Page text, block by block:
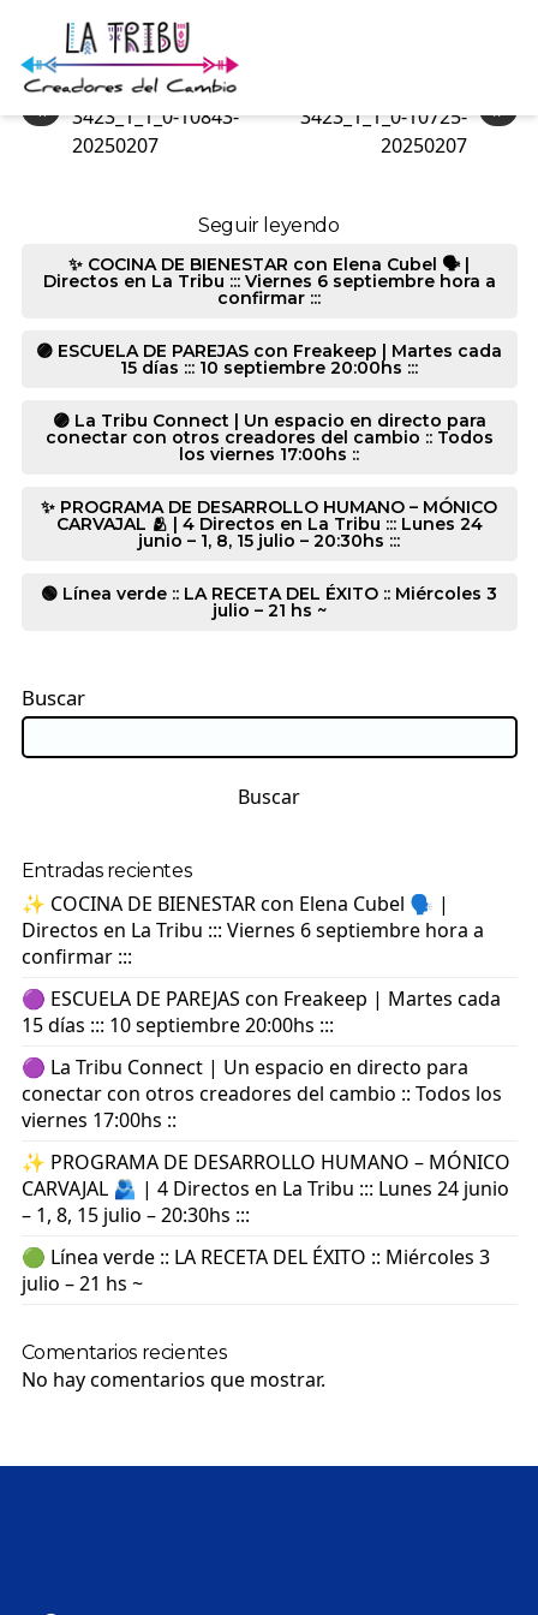
3428_1_2_0-10843-20250207
«
3423_1_1_0-10843-
20250207
»
3423_1_1_0-10725-
20250207
Seguir leyendo
✨ COCINA DE BIENESTAR con Elena Cubel 🗣️ |
Directos en La Tribu ::: Viernes 6 septiembre hora a
confirmar :::
🟣 ESCUELA DE PAREJAS con Freakeep | Martes cada
15 días ::: 10 septiembre 20:00hs :::
🟣 La Tribu Connect | Un espacio en directo para
conectar con otros creadores del cambio :: Todos
los viernes 17:00hs ::
✨ PROGRAMA DE DESARROLLO HUMANO – MÓNICO
CARVAJAL 🫂 | 4 Directos en La Tribu ::: Lunes 24
junio – 1, 8, 15 julio – 20:30hs :::
🟢 Línea verde :: LA RECETA DEL ÉXITO :: Miércoles 3
julio – 21 hs ~
Buscar
Buscar
Entradas recientes
✨ COCINA DE BIENESTAR con Elena Cubel 🗣️ |
Directos en La Tribu ::: Viernes 6 septiembre hora a
confirmar :::
🟣 ESCUELA DE PAREJAS con Freakeep | Martes cada
15 días ::: 10 septiembre 20:00hs :::
🟣 La Tribu Connect | Un espacio en directo para
conectar con otros creadores del cambio :: Todos los
viernes 17:00hs ::
✨ PROGRAMA DE DESARROLLO HUMANO – MÓNICO
CARVAJAL 🫂 | 4 Directos en La Tribu ::: Lunes 24 junio
– 1, 8, 15 julio – 20:30hs :::
🟢 Línea verde :: LA RECETA DEL ÉXITO :: Miércoles 3
julio – 21 hs ~
Comentarios recientes
No hay comentarios que mostrar.